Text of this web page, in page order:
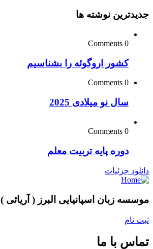
جدیدترین نوشته ها
0 Comments
کشور اروگوئه را بشناسیم
0 Comments
سال نو میلادی 2025
0 Comments
دوره پایه تربیت معلم
دانلود جزئیات
موسسه زبان اسپانیایی البرز ( آریائی )
ثبت نام
تماس با ما